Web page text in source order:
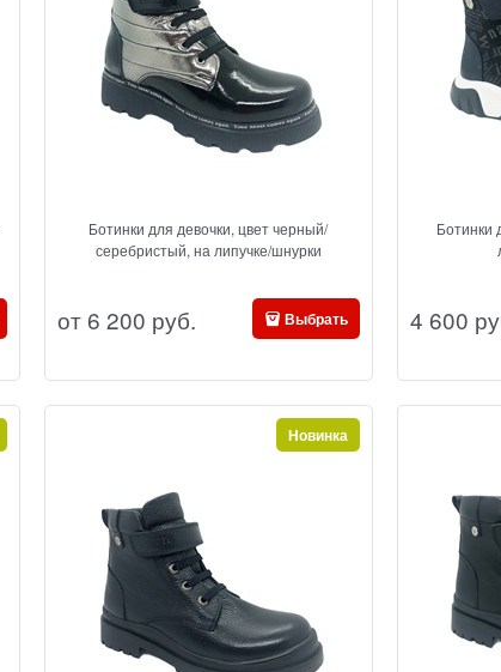
Ботинки для девочки, цвет черный/
серебристый, на липучке/шнурки
от6 200 руб. Выбрать
Ботинки
4 600
Новинка